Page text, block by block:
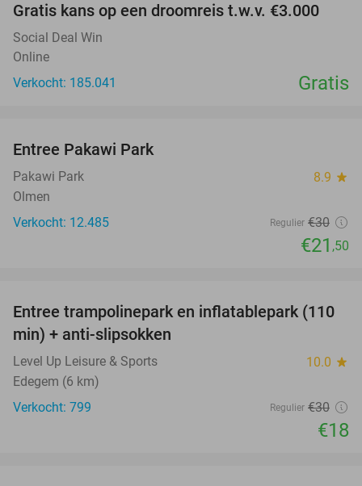
Gratis kans op een droomreis t.w.v. €3.000
Social Deal Win
Online
Verkocht: 185.041
Gratis
Entree Pakawi Park
Pakawi Park 8.9 star
Olmen
Verkocht: 12.485
Regulier €30
€21 ,50
40%
Entree trampolinepark en inflatablepark (110
min) + anti-slipsokken
Level Up Leisure & Sports 10.0 star
Edegem (6 km)
Verkocht: 799
Regulier €30
€18